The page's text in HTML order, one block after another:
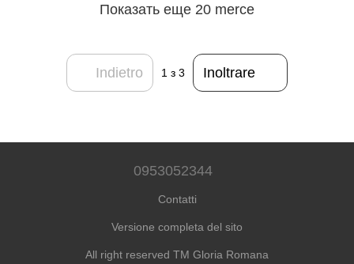
Показать еще 20 merce
Indietro 1 з 3 Inoltrare
0953052344
Contatti
Versione completa del sito
All right reserved TM Gloria Romana